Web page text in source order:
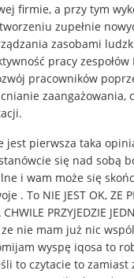
firmie, a przy tym
zupełnie
zasobami
pracy zespołów
pracowników
zaangażowania,
jest pierwsza taka
się nad sobą
i wam może się
. To NIE JEST OK, ZE
CHWILE PRZYJEDZIE
nie mam już nic
wyspę iqosa to
to czytacie to zamiast